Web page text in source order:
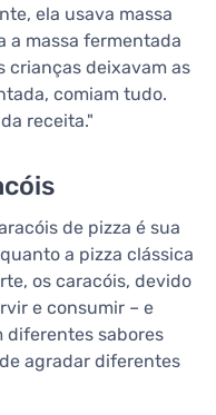
ela usava massa
a massa fermentada
crianças deixavam as
comiam tudo.
receita."
de pizza é sua
a pizza clássica
os caracóis, devido
e consumir – e
diferentes sabores
agradar diferentes